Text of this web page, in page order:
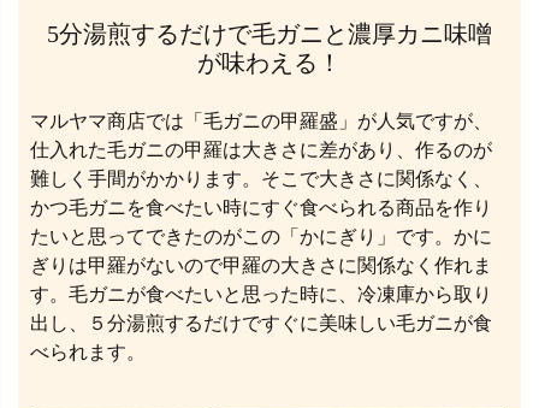
5分湯煎するだけで毛ガニと濃厚カニ味噌
が味わえる！
マルヤマ商店では「毛ガニの甲羅盛」が人気ですが、
仕入れた毛ガニの甲羅は大きさに差があり、作るのが
難しく手間がかかります。そこで大きさに関係なく、
かつ毛ガニを食べたい時にすぐ食べられる商品を作り
たいと思ってできたのがこの「かにぎり」です。かに
ぎりは甲羅がないので甲羅の大きさに関係なく作れま
す。毛ガニが食べたいと思った時に、冷凍庫から取り
出し、５分湯煎するだけですぐに美味しい毛ガニが食
べられます。